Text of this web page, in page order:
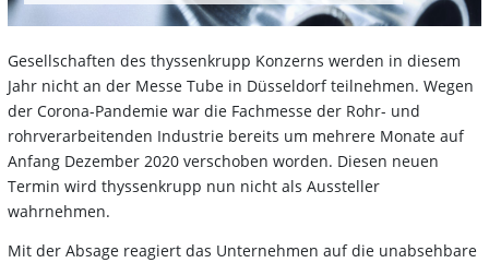
Gesellschaften des thyssenkrupp Konzerns werden in diesem
Jahr nicht an der Messe Tube in Düsseldorf teilnehmen. Wegen
der Corona-Pandemie war die Fachmesse der Rohr- und
rohrverarbeitenden Industrie bereits um mehrere Monate auf
Anfang Dezember 2020 verschoben worden. Diesen neuen
Termin wird thyssenkrupp nun nicht als Aussteller
wahrnehmen.
Mit der Absage reagiert das Unternehmen auf die unabsehbare